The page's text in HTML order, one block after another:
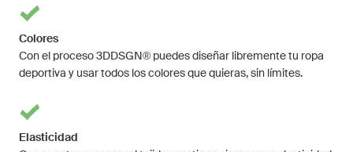
Colores
Con el proceso 3DDSGN® puedes diseñar libremente tu ropa
deportiva y usar todos los colores que quieras, sin límites.
Elasticidad